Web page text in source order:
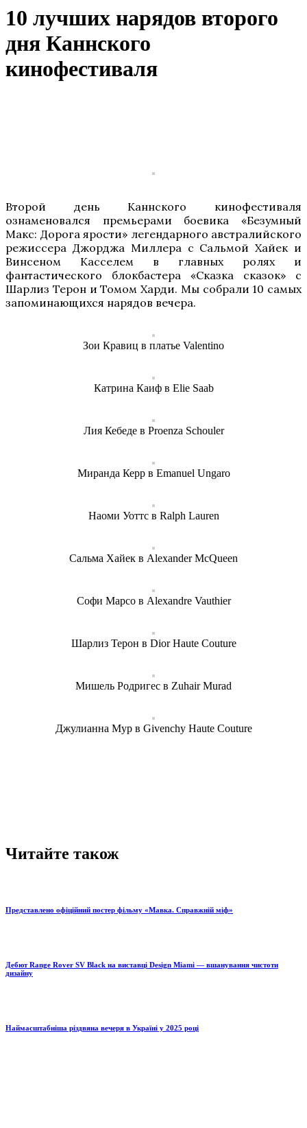
10 лучших нарядов второго
дня Каннского
кинофестиваля
Второй день Каннского кинофестиваля
ознаменовался премьерами боевика «Безумный
Макс: Дорога ярости» легендарного австралийского
режиссера Джорджа Миллера с Сальмой Хайек и
Винсеном Касселем в главных ролях и
фантастического блокбастера «Сказка сказок» с
Шарлиз Терон и Томом Харди. Мы собрали 10 самых
запоминающихся нарядов вечера.
Зои Кравиц в платье Valentino
Катрина Каиф в Elie Saab
Лия Кебеде в Proenza Schouler
Миранда Керр в Emanuel Ungaro
Наоми Уоттс в Ralph Lauren
Сальма Хайек в Alexander McQueen
Софи Марсо в Alexandre Vauthier
Шарлиз Терон в Dior Haute Couture
Мишель Родригес в Zuhair Murad
Джулианна Мур в Givenchy Haute Couture
Читайте також
Представлено офіційний постер фільму «Мавка. Справжній міф»
Дебют Range Rover SV Black на виставці Design Miami — вшанування чистоти
дизайну
Наймасштабніша різдвяна вечеря в Україні у 2025 році